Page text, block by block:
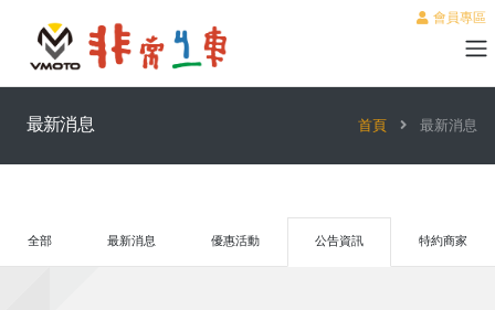
會員專區
最新消息 首頁 最新消息
全部 最新消息 優惠活動 公告資訊 特約商家